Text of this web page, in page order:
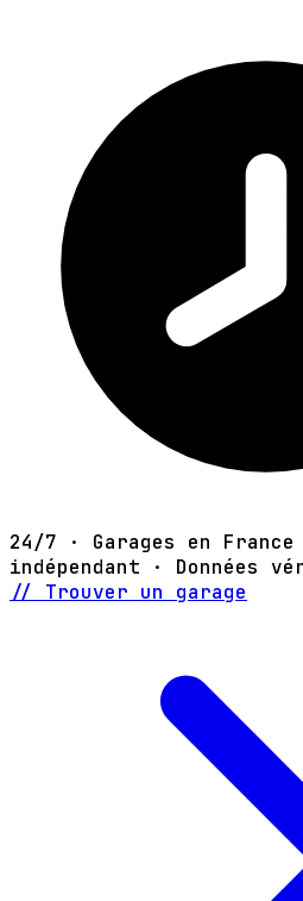
24/7 · Garages en France
indépendant · Données
// Trouver un garage